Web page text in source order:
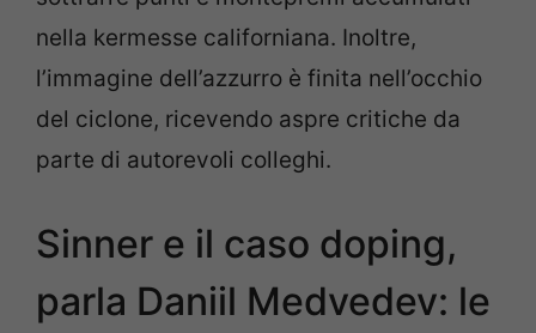
nella kermesse californiana. Inoltre,
l’immagine dell’azzurro è finita nell’occhio
del ciclone, ricevendo aspre critiche da
parte di autorevoli colleghi.
Sinner e il caso doping,
parla Daniil Medvedev: le